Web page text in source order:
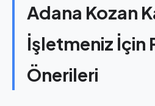
Adana Kozan
İşletmeniz İçin
Önerileri